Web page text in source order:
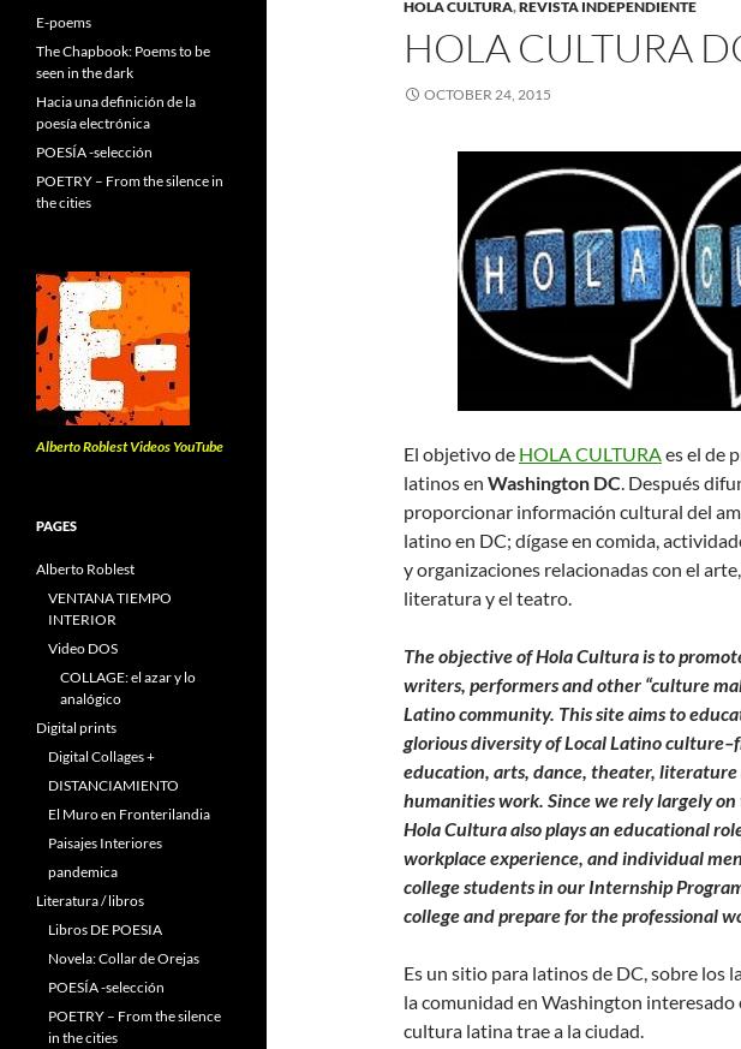
HOLA CULTURA,REVISTA INDEPENDIENTE
HOLA CULTURA
OCTOBER 24, 2015
El objetivo de HOLA CULTURAes el de
latinos en Washington DC. Después
proporcionar información cultural del
latino en DC; dígase en comida,
y organizaciones relacionadas con el
literatura y el teatro.
The objective of Hola Cultura is to
writers, performers and other “culture
Latino community. This site aims to
glorious diversity of Local Latino
education, arts, dance, theater,
humanities work. Since we rely largely
Hola Cultura also plays an educational
workplace experience, and individual
college students in our Internship
college and prepare for the professional
Es un sitio para latinos de DC, sobre los
la comunidad en Washington
cultura latina trae a la ciudad.
E-poems
The Chapbook: Poems to be
seen in the dark
Hacia una definición de la
poesía electrónica
POESÍA -selección
POETRY – From the silence in
the cities
Alberto Roblest Videos YouTube
PAGES
Alberto Roblest
VENTANA TIEMPO
INTERIOR
Video DOS
COLLAGE: el azar y lo
analógico
Digital prints
Digital Collages +
DISTANCIAMIENTO
El Muro en Fronterilandia
Paisajes Interiores
pandemica
Literatura / libros
Libros DE POESIA
Novela: Collar de Orejas
POESÍA -selección
POETRY – From the silence
in the cities